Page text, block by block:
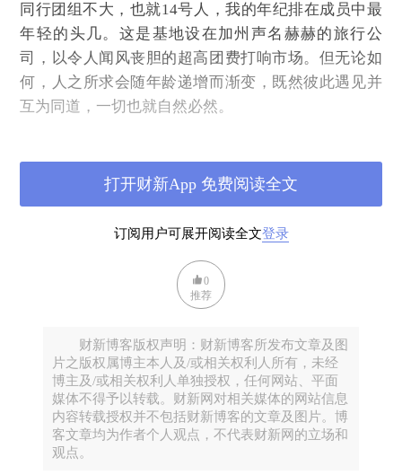
同行团组不大，也就14号人，我的年纪排在成员中最
年轻的头几。这是基地设在加州声名赫赫的旅行公
司，以令人闻风丧胆的超高团费打响市场。但无论如
何，人之所求会随年龄递增而渐变，既然彼此遇见并
互为同道，一切也就自然必然。
头扎进亚马逊州距离首府玛瑙斯（Manaus）3小时车
程的黑河（Rio Negro）热带雨林，连住5晚。
订阅用户可展开阅读全文登录
打开财新App 免费阅读全文
0
推荐
财新博客版权声明：财新博客所发布文章及图
片之版权属博主本人及/或相关权利人所有，未经
博主及/或相关权利人单独授权，任何网站、平面
媒体不得予以转载。财新网对相关媒体的网站信息
内容转载授权并不包括财新博客的文章及图片。博
客文章均为作者个人观点，不代表财新网的立场和
观点。